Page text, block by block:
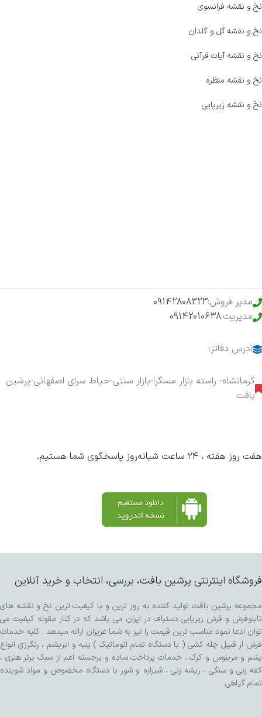
نخ و نقشه فرانسوی
نخ و نقشه گل و گلدان
نخ و نقشه آیات قرآنی
نخ و نقشه منظره
نخ و نقشه زیرپایی
مدیر فروش:09142808323
مدیریت:09142010638
آدرس دفاتر:
کرمانشاه- راسته بازار مسگرا-بازار سنتی-حیاط سرای اصفهانی-پرشین
بافت
هفت روز هفته ، ۲۴ ساعت شبانه‌روز پاسخگوی شما هستیم.
فروشگاه اینترنتی پرشین بافت، بررسی، انتخاب و خرید آنلاین
مجموعه پرشین بافت تولید کننده به روز ترین و با کیفیت ترین نخ و نقشه های
تابلوفرش و فرش زیرپایی دستباف در ایران می باشد که در کنار مقوله کیفیت می
توان ادعا نمود مناسب ترین قیمت را نیز به شما عزیزان ارائه میدهد . کلیه خدمات
فرش از قبیل چله کشی ( با دستگاه تمام اتوماتیک ) پنبه و ابریشم ، رنگرزی انواع
پشم و مرینوس و کرک ، خدمات پرداخت ساده و برجسته اعم از سبک برتر هنری ،
کفه زنی و سنگی ، ریشه زنی ، شیرازه و شور با دستگاه مخصوص و مواد شوینده
تمام گیاهی